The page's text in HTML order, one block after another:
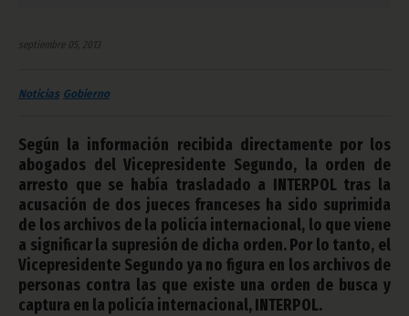
septiembre 05, 2013
Noticias Gobierno
Según la información recibida directamente por los
abogados del Vicepresidente Segundo, la orden de
arresto que se había trasladado a INTERPOL tras la
acusación de dos jueces franceses ha sido suprimida
de los archivos de la policía internacional, lo que viene
a significar la supresión de dicha orden. Por lo tanto, el
Vicepresidente Segundo ya no figura en los archivos de
personas contra las que existe una orden de busca y
captura en la policía internacional, INTERPOL.